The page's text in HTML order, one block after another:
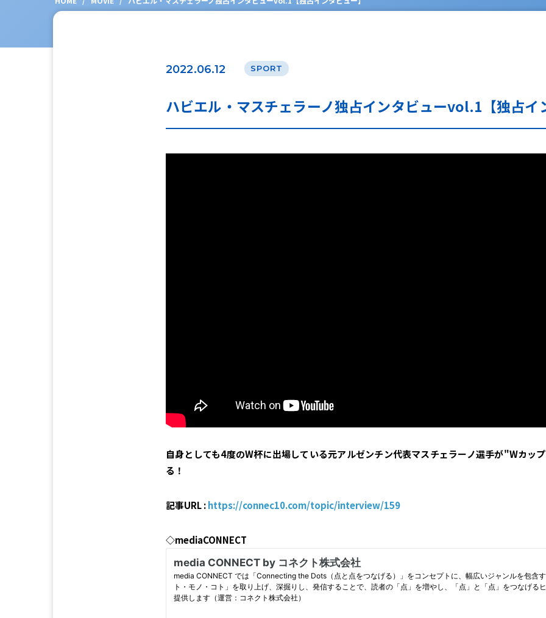
2022.06.12 SPORT
ハビエル・マスチェラーノ独占インタビューvol.1【独占イ
自身としても4度のW杯に出場している元アルゼンチン代表マスチェラーノ選手が"Wカッ
る！
記事URL :https://connec10.com/topic/interview/159
◇mediaCONNECT